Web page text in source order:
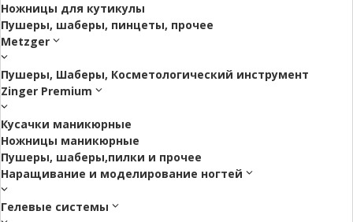
Ножницы для кутикулы
Пушеры, шаберы, пинцеты, прочее
Metzger
Пушеры, Шаберы, Косметологический инструмент
Zinger Premium
Кусачки маникюрные
Ножницы маникюрные
Пушеры, шаберы,пилки и прочее
Наращивание и моделирование ногтей
Гелевые системы